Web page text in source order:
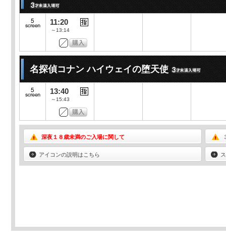
11:20
～13:14
名探偵コナン ハイウェイの堕天使
13:40
～15:43
深夜１８歳未満のご入場に関して
アイコンの説明はこちら